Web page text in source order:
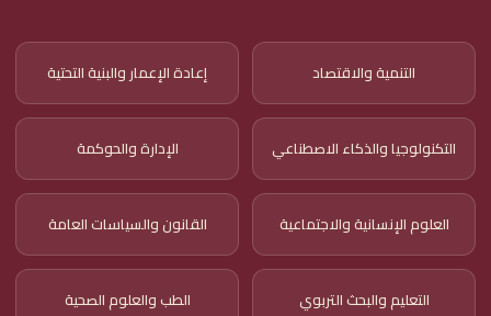
التنمية والاقتصاد إعادة الإعمار والبنية التحتية
التكنولوجيا والذكاء الاصطناعي الإدارة والحوكمة
العلوم الإنسانية والاجتماعية القانون والسياسات العامة
التعليم والبحث التربوي الطب والعلوم الصحية